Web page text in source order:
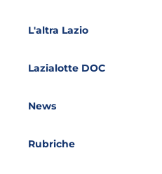
L'altra Lazio
Lazialotte DOC
News
Rubriche